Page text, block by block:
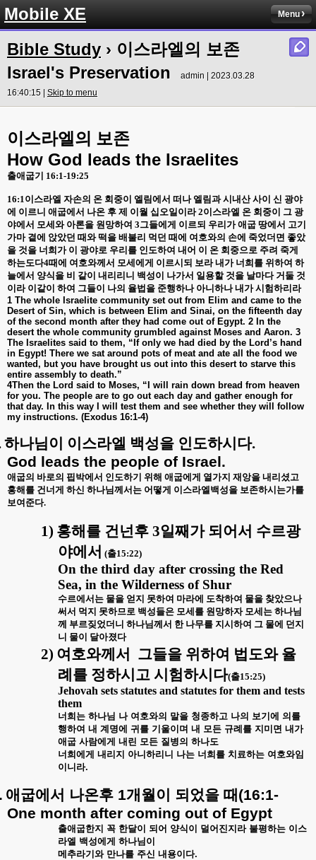
Mobile XE Menu
Bible Study› 이스라엘의 보존
Israel's Preservation
admin | 2023.03.28
16:40:15 | Skip to menu
이스라엘의 보존
How God leads the Israelites
출애굽기 16:1-19:25
16:1이스라엘 자손의 온 회중이 엘림에서 떠나 엘림과 시내산 사이 신 광야
에 이르니 애굽에서 나온 후 제 이월 십오일이라2이스라엘 온 회중이 그 광
야에서 모세와 아론을 원망하여 3그들에게 이르되 우리가 애굽 땅에서 고기
가마 곁에 앉았던 때와 떡을 배불리 먹던 때에 여호와의 손에 죽었더면 좋았
을 것을 너희가 이 광야로 우리를 인도하여 내어 이 온 회중으로 주려 죽게
하는도다4때에 여호와께서 모세에게 이르시되 보라 내가 너희를 위하여 하
늘에서 양식을 비 같이 내리리니 백성이 나가서 일용할 것을 날마다 거둘 것
이라 이같이 하여 그들이 나의 율법을 준행하나 아니하나 내가 시험하리라
1 The whole Israelite community set out from Elim and came to the
Desert of Sin, which is between Elim and Sinai, on the fifteenth day
of the second month after they had come out of Egypt. 2 In the
desert the whole community grumbled against Moses and Aaron. 3
The Israelites said to them, “If only we had died by the Lord’s hand
in Egypt! There we sat around pots of meat and ate all the food we
wanted, but you have brought us out into this desert to starve this
entire assembly to death.”
4Then the Lord said to Moses, “I will rain down bread from heaven
for you. The people are to go out each day and gather enough for
that day. In this way I will test them and see whether they will follow
my instructions. (Exodus 16:1-4)
하나님이 이스라엘 백성을 인도하시다.
God leads the people of Israel.
애굽의 바로의 핍박에서 인도하기 위해 애굽에게 열가지 재앙을 내리셨고
홍해를 건너게 하신 하나님께서는 어떻게 이스라엘백성을 보존하시는가를
보여준다.
1) 홍해를 건넌후 3일째가 되어서 수르광
야에서 (출15:22)
On the third day after crossing the Red
Sea, in the Wilderness of Shur
수르에서는 물을 얻지 못하여 마라에 도착하여 물을 찾았으나
써서 먹지 못하므로 백성들은 모세를 원망하자 모세는 하나님
께 부르짖었더니 하나님께서 한 나무를 지시하여 그 물에 던지
니 물이 달아졌다
2) 여호와께서
그들을 위하여 법도와 율
례를 정하시고 시험하시다(출15:25)
Jehovah sets statutes and statutes for them and tests
them
너희는 하나님 나 여호와의 말을 청종하고 나의 보기에 의를
행하여 내 계명에 귀를 기울이며 내 모든 규례를 지미면 내가
애굽 사람에게 내린 모든 질병의 하나도
너희에게 내리지 아니하리니 나는 너희를 치료하는 여호와임
이니라.
애굽에서 나온후 1개월이 되었을 때 (16:1-
One month after coming out of Egypt
출애굽한지 꼭 한달이 되어 양식이 덜어진지라 불평하는 이스
라엘 백성에게 하나님이
메추라기와 만나를 주신 내용이다.